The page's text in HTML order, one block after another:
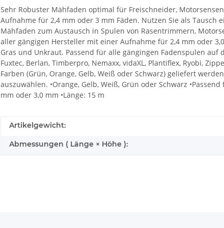
Sehr Robuster Mähfaden optimal für Freischneider,
Aufnahme für 2,4 mm oder 3 mm Fäden. Nutzen Sie als
Mähfaden zum Austausch in Spulen von Rasentrimmern,
aller gängigen Hersteller mit einer Aufnahme für 2,4 mm oder
Gras und Unkraut. Passend für alle gängingen Fadenspulen auf
Fuxtec, Berlan, Timberpro, Nemaxx, vidaXL, Plantiflex, Ryobi,
Farben (Grün, Orange, Gelb, Weiß oder Schwarz) geliefert
auszuwählen. •Orange, Gelb, Weiß, Grün oder Schwarz
mm oder 3,0 mm •Länge: 15 m
Artikelgewicht:
Abmessungen ( Länge × Höhe ):